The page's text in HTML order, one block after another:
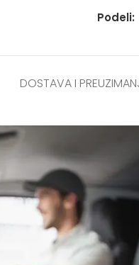
Podeli:
DOSTAVA I